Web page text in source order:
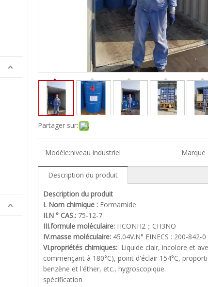
Partager sur:
Modèle:niveau industriel Marque
Description du produit
Description du produit
I. Nom chimique : Formamide
II.N ° CAS.: 75-12-7
III.formule moléculaire: HCONH2；CH3NO
IV.masse moléculaire: 45.04V.N° EINECS : 200-842-0
VI.propriétés chimiques: Liquide clair, incolore et
commençant à 180°C), point d'éclair 154°C,
benzène et l'éther, etc., hygroscopique.
spécification